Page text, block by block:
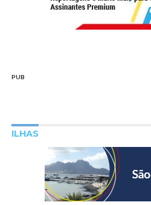
PUB
ILHAS